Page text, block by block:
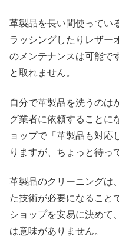
革製品を長い間使ってい
ラッシングしたりレザー
のメンテナンスは可能で
と取れません。
自分で革製品を洗うのは
グ業者に依頼することに
ョップで「革製品も対応
りますが、ちょっと待っ
革製品のクリーニングは
た技術が必要になること
ショップを安易に決めて
は意味がありません。